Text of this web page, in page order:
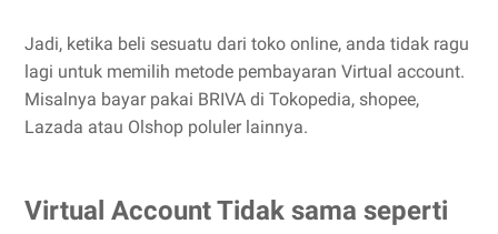
Jadi, ketika beli sesuatu dari toko online, anda tidak ragu
lagi untuk memilih metode pembayaran Virtual account.
Misalnya bayar pakai BRIVA di Tokopedia, shopee,
Lazada atau Olshop poluler lainnya.
Virtual Account Tidak sama seperti